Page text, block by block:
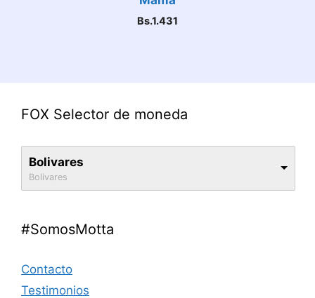
Bs.1.431
FOX Selector de moneda
Bolivares
Bolivares
#SomosMotta
Contacto
Testimonios